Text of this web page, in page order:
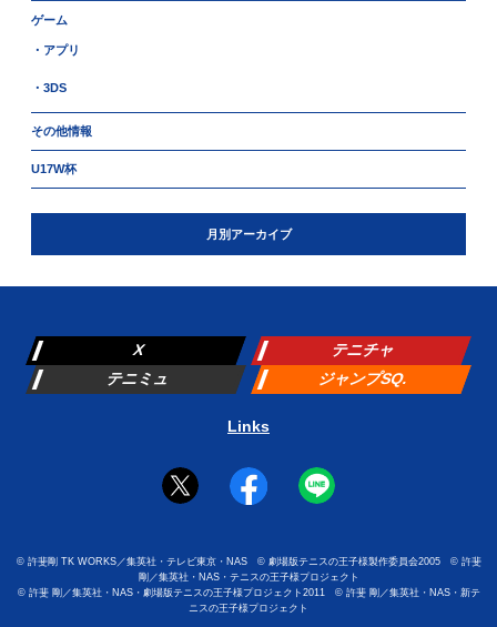
ゲーム
・アプリ
・3DS
その他情報
U17W杯
月別アーカイブ
X
テニチャ
テニミュ
ジャンプSQ.
Links
©許斐剛 TK WORKS／集英社・テレビ東京・NAS ©劇場版テニスの王子様製作委員会2005 ©許斐
剛／集英社・NAS・テニスの王子様プロジェクト
©許斐 剛／集英社・NAS・劇場版テニスの王子様プロジェクト2011 ©許斐 剛／集英社・NAS・新テ
ニスの王子様プロジェクト